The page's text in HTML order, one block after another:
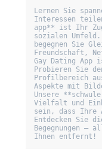
Lernen Sie
Interessen
app** ist Ihr
sozialen
begegnen Sie
Freundschaft,
Gay Dating
Probieren Sie
Profilbereich
Aspekte mit
Unsere
Vielfalt und
sein, dass Ihre
Entdecken Sie
Begegnungen –
Ihnen entfernt!